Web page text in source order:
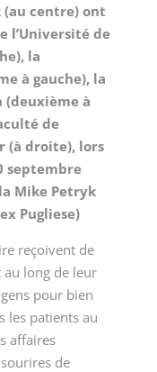
(au centre) ont
l’Université de
la
à gauche), la
(deuxième à
de
(à droite), lors
septembre
Mike Petryk
Pugliese)
reçoivent de
long de leur
pour bien
les patients au
affaires
de